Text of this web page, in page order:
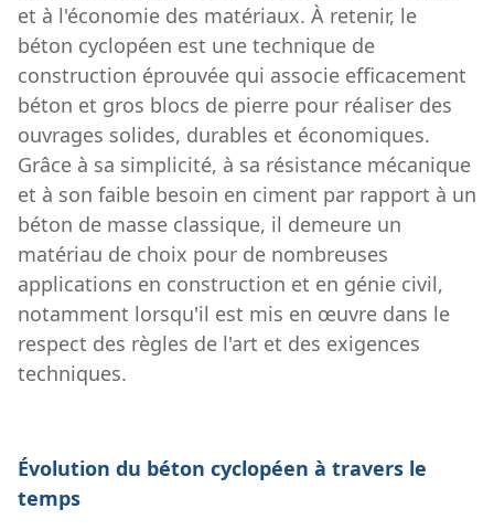
et à l'économie des matériaux. À retenir, le
béton cyclopéen est une technique de
construction éprouvée qui associe efficacement
béton et gros blocs de pierre pour réaliser des
ouvrages solides, durables et économiques.
Grâce à sa simplicité, à sa résistance mécanique
et à son faible besoin en ciment par rapport à un
béton de masse classique, il demeure un
matériau de choix pour de nombreuses
applications en construction et en génie civil,
notamment lorsqu'il est mis en œuvre dans le
respect des règles de l'art et des exigences
techniques.
Évolution du béton cyclopéen à travers le
temps